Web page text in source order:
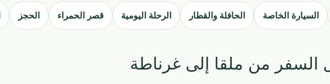
السيارة الخاصة الحافلة والقطار الرحلة اليومية قصر الحمراء الحجز
السفر من ملقا إلى غرناطة